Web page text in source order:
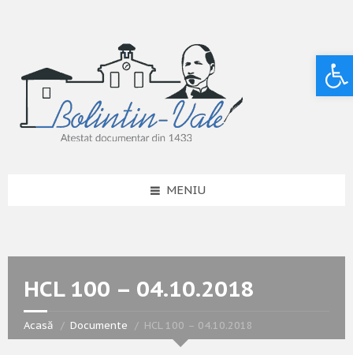
MENIU
HCL 100 – 04.10.2018
Acasă Documente HCL 100 – 04.10.2018
Deschide bara de unelte